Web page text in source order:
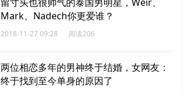
Mark、Nadech你更爱谁？
2018-11-27 09:28 阅读206
两位相恋多年的男神终于结婚，女网友：
终于找到至今单身的原因了